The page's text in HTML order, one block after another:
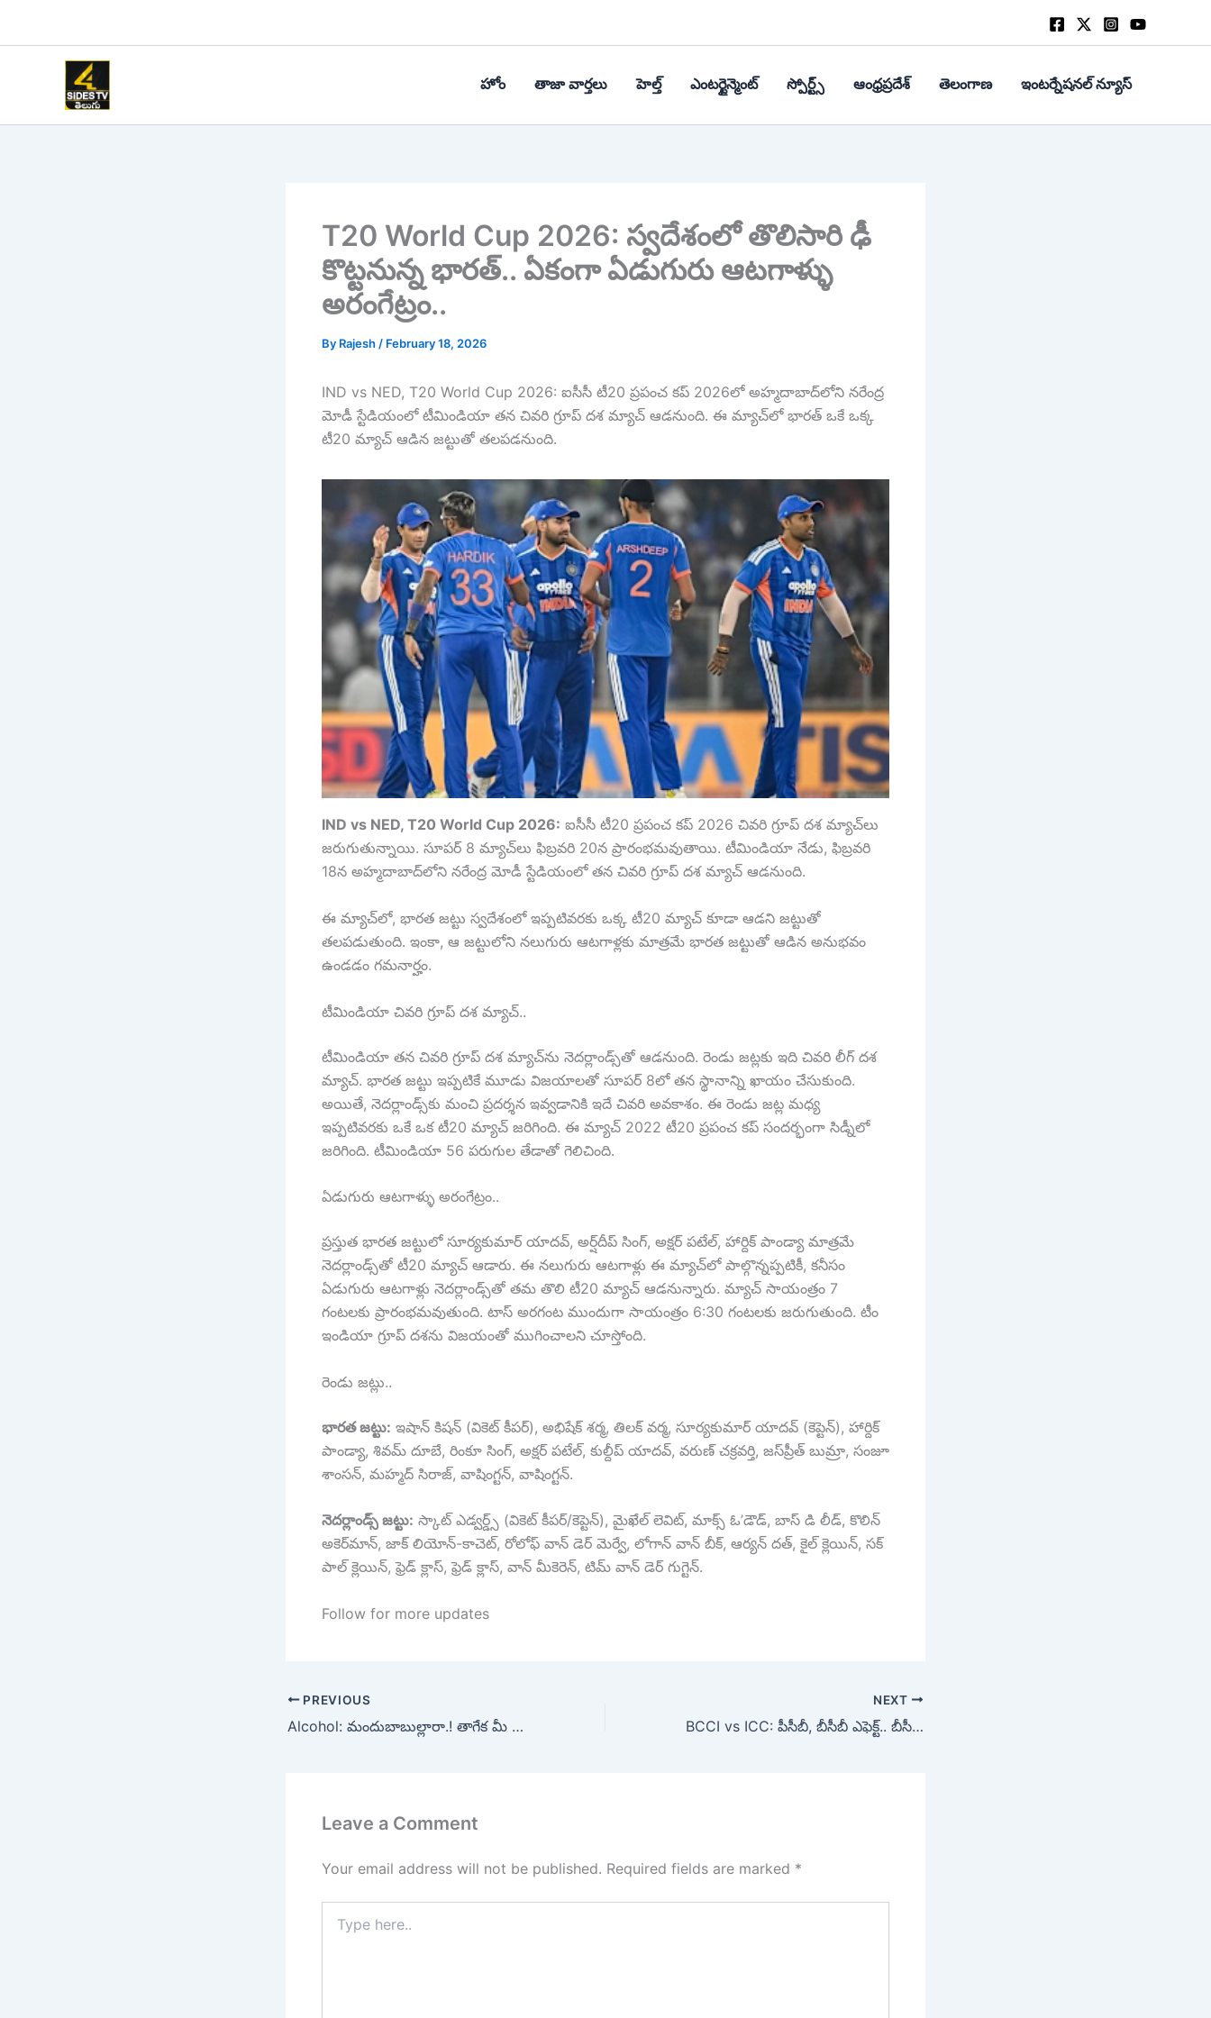
హోం తాజా వార్తలు హెల్త్‌ ఎంటర్టైన్మెంట్ స్పోర్ట్స్ ఆంధ్రప్రదేశ్ తెలంగాణ ఇంటర్నేషనల్ న్యూస్
T20 World Cup 2026: స్వదేశంలో తొలిసారి ఢీ
కొట్టనున్న భారత్.. ఏకంగా ఏడుగురు ఆటగాళ్ళు
అరంగేట్రం..
By Rajesh / February 18, 2026
IND vs NED, T20 World Cup 2026: ఐసీసీ టీ20 ప్రపంచ కప్ 2026లో అహ్మదాబాద్‌లోని నరేంద్ర
మోడీ స్టేడియంలో టీమిండియా తన చివరి గ్రూప్ దశ మ్యాచ్ ఆడనుంది. ఈ మ్యాచ్‌లో భారత్ ఒకే ఒక్క
టీ20 మ్యాచ్ ఆడిన జట్టుతో తలపడనుంది.
IND vs NED, T20 World Cup 2026: ఐసీసీ టీ20 ప్రపంచ కప్ 2026 చివరి గ్రూప్ దశ మ్యాచ్‌లు
జరుగుతున్నాయి. సూపర్ 8 మ్యాచ్‌లు ఫిబ్రవరి 20న ప్రారంభమవుతాయి. టీమిండియా నేడు, ఫిబ్రవరి
18న అహ్మదాబాద్‌లోని నరేంద్ర మోడీ స్టేడియంలో తన చివరి గ్రూప్ దశ మ్యాచ్ ఆడనుంది.
ఈ మ్యాచ్‌లో, భారత జట్టు స్వదేశంలో ఇప్పటివరకు ఒక్క టీ20 మ్యాచ్ కూడా ఆడని జట్టుతో
తలపడుతుంది. ఇంకా, ఆ జట్టులోని నలుగురు ఆటగాళ్లకు మాత్రమే భారత జట్టుతో ఆడిన అనుభవం
ఉండడం గమనార్హం.
టీమిండియా చివరి గ్రూప్ దశ మ్యాచ్..
టీమిండియా తన చివరి గ్రూప్ దశ మ్యాచ్‌ను నెదర్లాండ్స్‌తో ఆడనుంది. రెండు జట్లకు ఇది చివరి లీగ్ దశ
మ్యాచ్. భారత జట్టు ఇప్పటికే మూడు విజయాలతో సూపర్ 8లో తన స్థానాన్ని ఖాయం చేసుకుంది.
అయితే, నెదర్లాండ్స్‌కు మంచి ప్రదర్శన ఇవ్వడానికి ఇదే చివరి అవకాశం. ఈ రెండు జట్ల మధ్య
ఇప్పటివరకు ఒకే ఒక టీ20 మ్యాచ్ జరిగింది. ఈ మ్యాచ్ 2022 టీ20 ప్రపంచ కప్ సందర్భంగా సిడ్నీలో
జరిగింది. టీమిండియా 56 పరుగుల తేడాతో గెలిచింది.
ఏడుగురు ఆటగాళ్ళు అరంగేట్రం..
ప్రస్తుత భారత జట్టులో సూర్యకుమార్ యాదవ్, అర్ష్‌దీప్ సింగ్, అక్షర్ పటేల్, హార్దిక్ పాండ్యా మాత్రమే
నెదర్లాండ్స్‌తో టీ20 మ్యాచ్ ఆడారు. ఈ నలుగురు ఆటగాళ్లు ఈ మ్యాచ్‌లో పాల్గొన్నప్పటికీ, కనీసం
ఏడుగురు ఆటగాళ్లు నెదర్లాండ్స్‌తో తమ తొలి టీ20 మ్యాచ్ ఆడనున్నారు. మ్యాచ్ సాయంత్రం 7
గంటలకు ప్రారంభమవుతుంది. టాస్ అరగంట ముందుగా సాయంత్రం 6:30 గంటలకు జరుగుతుంది. టీం
ఇండియా గ్రూప్ దశను విజయంతో ముగించాలని చూస్తోంది.
రెండు జట్లు..
భారత జట్టు: ఇషాన్ కిషన్ (వికెట్ కీపర్), అభిషేక్ శర్మ, తిలక్ వర్మ, సూర్యకుమార్ యాదవ్ (కెప్టెన్), హార్దిక్
పాండ్యా, శివమ్ దూబే, రింకూ సింగ్, అక్షర్ పటేల్, కుల్దీప్ యాదవ్, వరుణ్ చక్రవర్తి, జస్‌ప్రీత్ బుమ్రా, సంజూ
శాంసన్, మహ్మద్ సిరాజ్, వాషింగ్టన్, వాషింగ్టన్.
నెదర్లాండ్స్ జట్టు: స్కాట్ ఎడ్వర్డ్స్ (వికెట్ కీపర్/కెప్టెన్), మైఖేల్ లెవిట్, మాక్స్ ఓ’డౌడ్, బాస్ డి లీడ్, కొలిన్
అకెర్‌మాన్, జాక్ లియోన్-కాచెట్, రోలోఫ్ వాన్ డెర్ మెర్వే, లోగాన్ వాన్ బీక్, ఆర్యన్ దత్, కైల్ క్లెయిన్, సక్
పాల్ క్లెయిన్, ఫ్రెడ్ క్లాస్, ఫ్రెడ్ క్లాస్, వాన్ మీకెరెన్, టిమ్ వాన్ డెర్ గుగ్టెన్.
Follow for more updates
PREVIOUS
Alcohol: మందుబాబుల్లారా.! తాగేక మీ శరీరంలో ఈ లక్షణాలు కనిపిస్తే చావు దగ్గర పడ్డట్టే..
NEXT
BCCI vs ICC: పీసీబీ, బీసీబీ ఎఫెక్ట్.. బీసీసీఐకి బుర్ర బద్దలయ్యే న్యూస్ చెప్పనున్న ఐసీసీ..?
Leave a Comment
Your email address will not be published. Required fields are marked *
here..